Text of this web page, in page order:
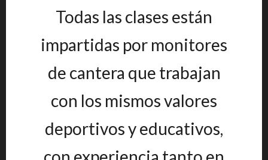
Todas las clases están
impartidas por monitores
de cantera que trabajan
con los mismos valores
deportivos y educativos,